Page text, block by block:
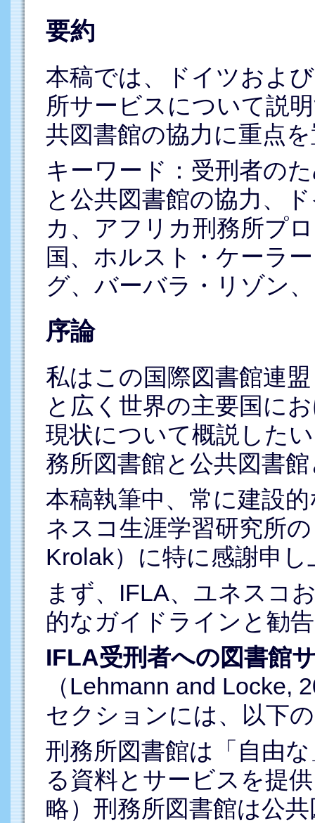
要約
本稿では、ドイツおよ
所サービスについて説
共図書館の協力に重点
キーワード：受刑者の
と公共図書館の協力、
カ、アフリカ刑務所プ
国、ホルスト・ケーラ
グ、バーバラ・リゾン
序論
私はこの国際図書館連
と広く世界の主要国に
現状について概説した
務所図書館と公共図書
本稿執筆中、常に建設
ネスコ生涯学習研究所
Krolak）に特に感謝申し
まず、IFLA、ユネスコ
的なガイドラインと勧
IFLA受刑者への図書館
（Lehmann and Locke,
セクションには、以下
刑務所図書館は「自由
る資料とサービスを提
略）刑務所図書館は公